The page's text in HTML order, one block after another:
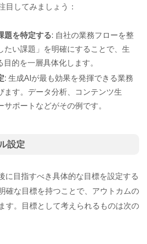
目してみましょう：
題を特定する: 自社の業務フローを整
たい課題」を明確にすることで、生
目的を一層具体化します。
: 生成AIが最も効果を発揮できる業務
ます。データ分析、コンテンツ生
サポートなどがその例です。
設定
に目指すべき具体的な目標を設定する
確な目標を持つことで、アウトカムの
す。目標として考えられるものは次の